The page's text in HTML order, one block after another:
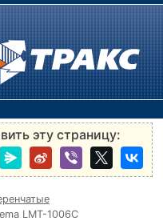
эту страницу:
LMT-1006C